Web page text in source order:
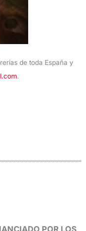
de toda España y
.